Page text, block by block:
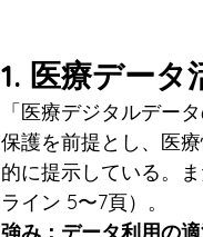
1. 医療デー
「医療デジタルデー
保護を前提とし、医
的に提示している。
ライン 5〜7頁）。
強み：データ利用の